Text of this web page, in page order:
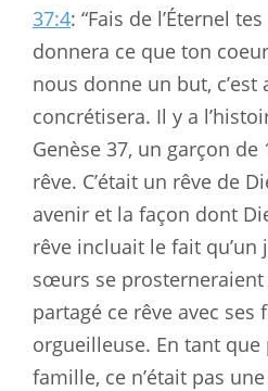
37:4: “Fais de l’Éternel
donnera ce que ton
nous donne un but,
concrétisera. Il y a
Genèse 37, un garçon de
rêve. C’était un rêve de
avenir et la façon dont
rêve incluait le fait qu’un
sœurs se prosterneraient
partagé ce rêve avec ses
orgueilleuse. En tant
famille, ce n’était pas